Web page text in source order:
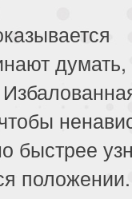
думать,
быстрее
положении.